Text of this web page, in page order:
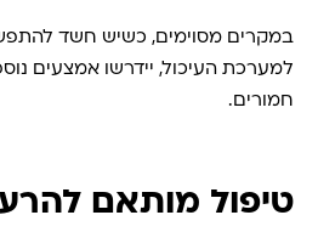
במקרים מסוימים, כשיש חשד
למערכת העיכול, יידרשו אמצעים
חמורים.
טיפול מותאם